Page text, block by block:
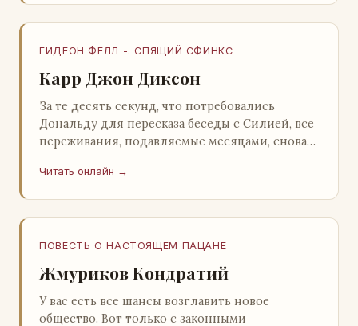
ГИДЕОН ФЕЛЛ -. СПЯЩИЙ СФИНКС
Карр Джон Диксон
За те десять секунд, что потребовались
Дональду для пересказа беседы с Силией, все
переживания, подавляемые месяцами, снова
среди…
Читать онлайн →
ПОВЕСТЬ О НАСТОЯЩЕМ ПАЦАНЕ
Жмуриков Кондратий
У вас есть все шансы возглавить новое
общество. Вот только с законными